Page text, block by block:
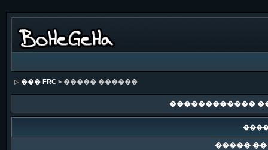
��� FRC> ����� ������
������������
�����